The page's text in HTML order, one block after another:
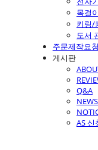
목걸
키링/
도서
주문제작요청
게시판
Q&A
NEWS
AS 신